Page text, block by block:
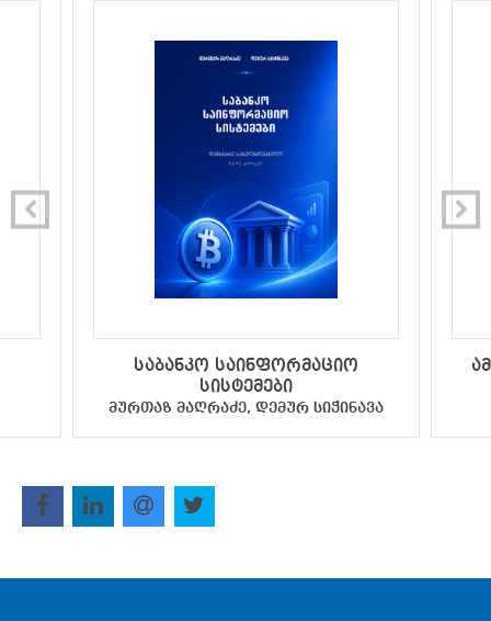
საბანკო საინფორმაციო
სისტემები
მურთაზ მაღრაძე, დემურ სიჭინავა